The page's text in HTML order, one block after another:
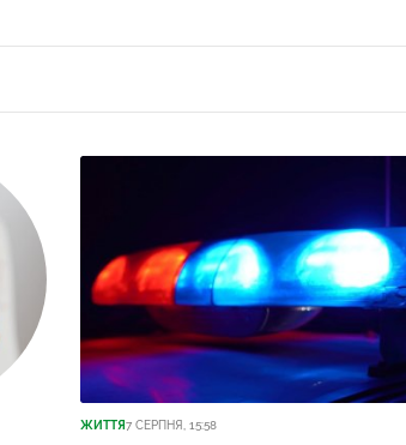
ЖИТТЯ7 СЕРПНЯ, 15:58